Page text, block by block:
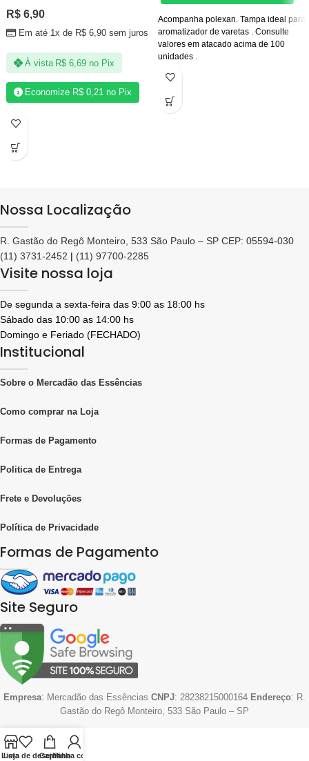
R$6,90
Em até 1x de R$ 6,90 sem juros
À vista R$ 6,69 no Pix
Economize R$ 0,21 no Pix
Acompanha polexan. Tampa ideal para
aromatizador de varetas . Consulte
valores em atacado acima de 100
unidades .
Nossa Localização
R. Gastão do Regô Monteiro, 533 São Paulo – SP CEP: 05594-030
(11) 3731-2452 | (11) 97700-2285
Visite nossa loja
De segunda a sexta-feira das 9:00 as 18:00 hs
Sábado das 10:00 as 14:00 hs
Domingo e Feriado (FECHADO)
Institucional
Sobre o Mercadão das Essências
Como comprar na Loja
Formas de Pagamento
Politica de Entrega
Frete e Devoluções
Política de Privacidade
Formas de Pagamento
Site Seguro
Empresa: Mercadão das Essências CNPJ: 28238215000164 Endereço: R.
Gastão do Regô Monteiro, 533 São Paulo – SP
Loja
Lista de desejos
Carrinho
Minha conta